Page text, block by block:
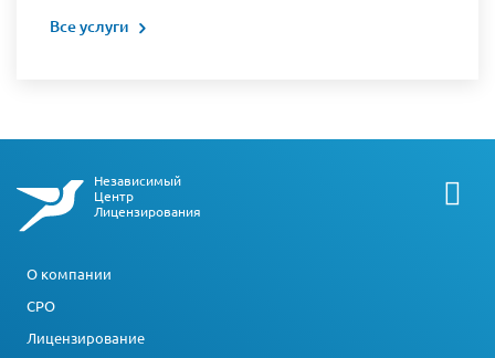
Все услуги
Независимый
Центр
Лицензирования
О компании
СРО
Лицензирование